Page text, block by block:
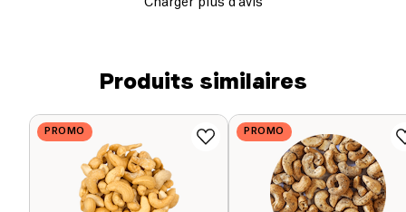
Charger plus d'avis
Produits similaires
PROMO PROMO